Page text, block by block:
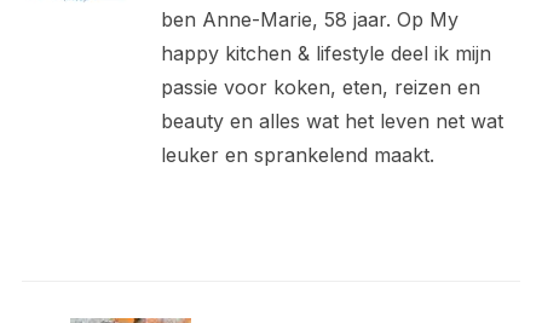
ben Anne-Marie, 58 jaar. Op My
happy kitchen & lifestyle deel ik mijn
passie voor koken, eten, reizen en
beauty en alles wat het leven net wat
leuker en sprankelend maakt.